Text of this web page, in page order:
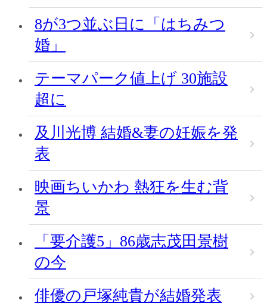
8が3つ並ぶ日に「はちみつ
婚」
テーマパーク値上げ 30施設
超に
及川光博 結婚&妻の妊娠を発
表
映画ちいかわ 熱狂を生む背
景
「要介護5」86歳志茂田景樹
の今
俳優の戸塚純貴が結婚発表